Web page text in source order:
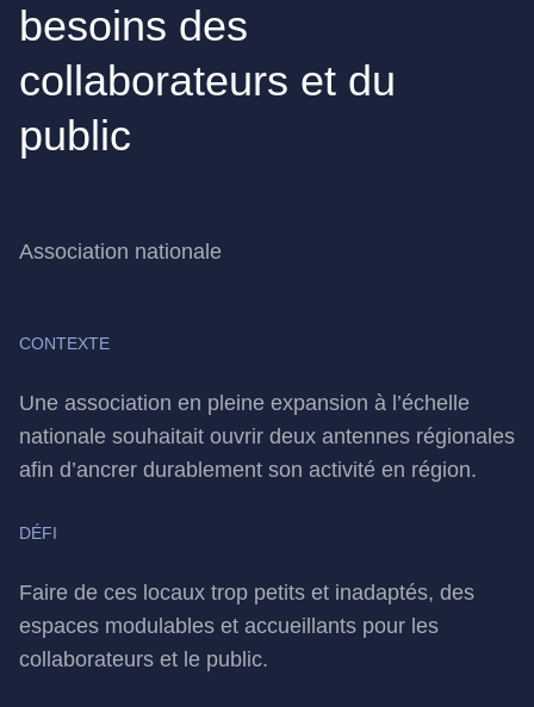
besoins des
collaborateurs et du
public
Association nationale
CONTEXTE
Une association en pleine expansion à l’échelle
nationale souhaitait ouvrir deux antennes régionales
afin d’ancrer durablement son activité en région.
DÉFI
Faire de ces locaux trop petits et inadaptés, des
espaces modulables et accueillants pour les
collaborateurs et le public.